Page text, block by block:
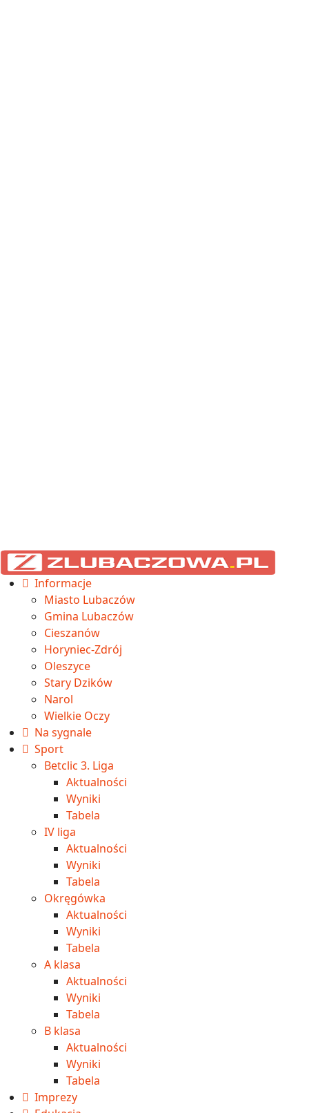
Informacje
Miasto Lubaczów
Gmina Lubaczów
Cieszanów
Horyniec-Zdrój
Oleszyce
Stary Dzików
Narol
Wielkie Oczy
Na sygnale
Sport
Betclic 3. Liga
Aktualności
Wyniki
Tabela
IV liga
Aktualności
Wyniki
Tabela
Okręgówka
Aktualności
Wyniki
Tabela
A klasa
Aktualności
Wyniki
Tabela
B klasa
Aktualności
Wyniki
Tabela
Imprezy